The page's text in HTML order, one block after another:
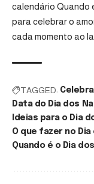
calendário Quando
para celebrar o
cada momento ao
TAGGED:
Data do Dia dos
Ideias para o Dia
O que fazer no
Quando é o Dia